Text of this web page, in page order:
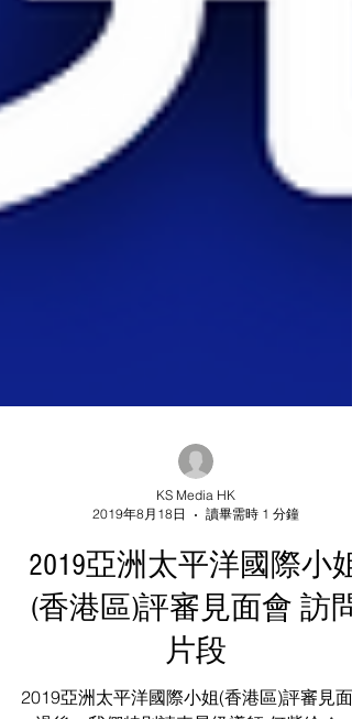
2019年8月18日
讀畢需時 1 分鐘
2019亞洲太平洋國際小姐
(香港區)評審見面會 訪問
片段